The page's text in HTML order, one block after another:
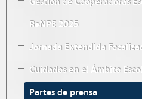
ReNPE 2025
Jornada Extendida
Cuidados en el Ámbito
Partes de prensa